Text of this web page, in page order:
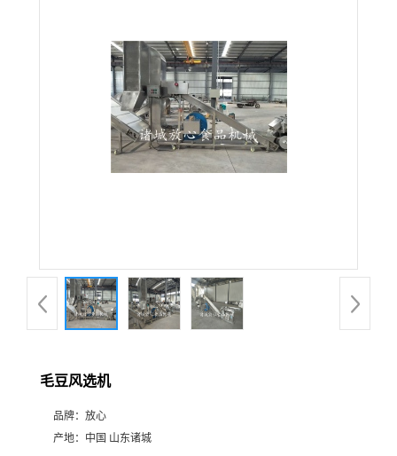
毛豆风选机
品牌： 放心
产地： 中国 山东诸城